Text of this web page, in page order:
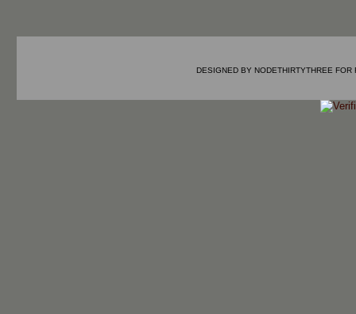
DESIGNED BY NODETHIRTYTHREE FOR